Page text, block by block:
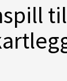
til